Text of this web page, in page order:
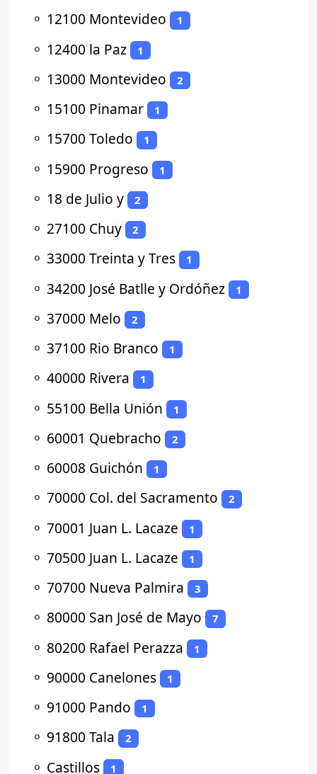
⚬ 12100 Montevideo 1
⚬ 12400 la Paz 1
⚬ 13000 Montevideo 2
⚬ 15100 Pinamar 1
⚬ 15700 Toledo 1
⚬ 15900 Progreso 1
⚬ 18 de Julio y 2
⚬ 27100 Chuy 2
⚬ 33000 Treinta y Tres 1
⚬ 34200 José Batlle y Ordóñez 1
⚬ 37000 Melo 2
⚬ 37100 Rio Branco 1
⚬ 40000 Rivera 1
⚬ 55100 Bella Unión 1
⚬ 60001 Quebracho 2
⚬ 60008 Guichón 1
⚬ 70000 Col. del Sacramento 2
⚬ 70001 Juan L. Lacaze 1
⚬ 70500 Juan L. Lacaze 1
⚬ 70700 Nueva Palmira 3
⚬ 80000 San José de Mayo 7
⚬ 80200 Rafael Perazza 1
⚬ 90000 Canelones 1
⚬ 91000 Pando 1
⚬ 91800 Tala 2
⚬ Castillos 1